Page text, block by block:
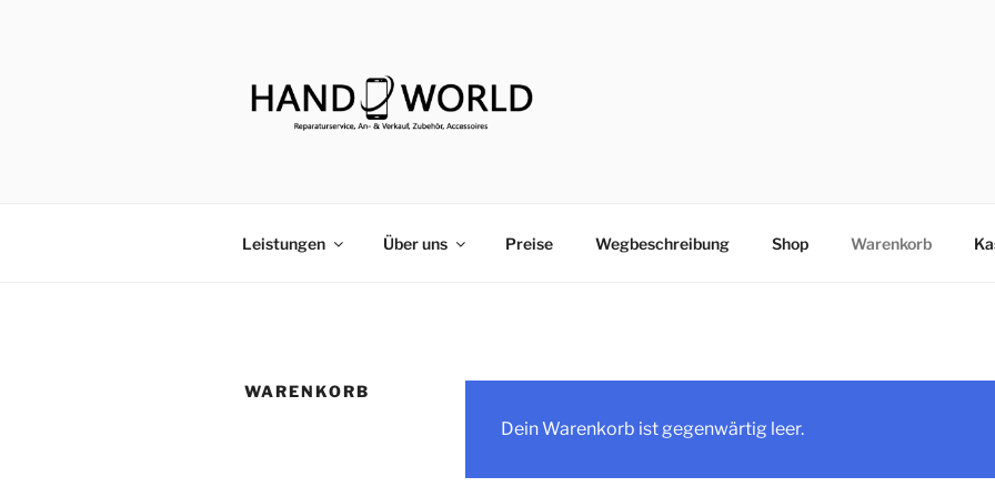
Leistungen Über uns Preise Wegbeschreibung Shop Warenkorb
WARENKORB
Dein Warenkorb ist gegenwärtig leer.